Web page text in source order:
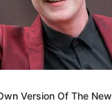
Version Of The New